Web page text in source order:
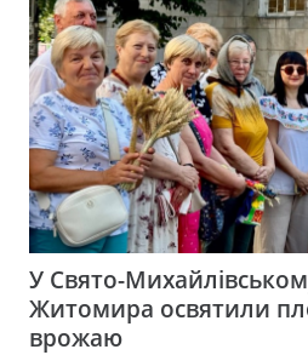
У Свято-
Житомира освятили
врожаю